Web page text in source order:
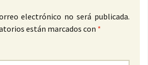
electrónico no será publicada.
están marcados con *